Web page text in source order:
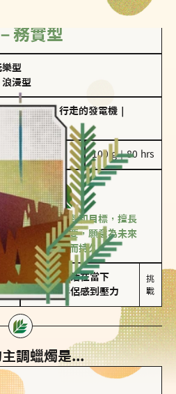
務實型
樂型
浪漫型
滿懂撩的｜ 行走的發電機
100 g｜80 hrs
務實型
雪松、聖木
於共同的價值觀和目標，擅長
感情穩定最重要，願意為未來
愛情變得踏實而持久。
較難活在當下
易讓伴侶感到壓力
挑
戰
主調蠟燭是...